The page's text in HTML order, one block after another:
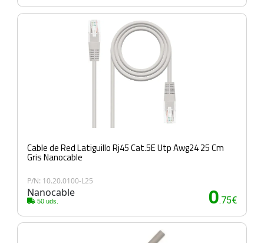
Cable de Red Latiguillo Rj45 Cat.5E Utp Awg24 25 Cm
Gris Nanocable
P/N: 10.20.0100-L25
Nanocable
50 uds. 0.75€